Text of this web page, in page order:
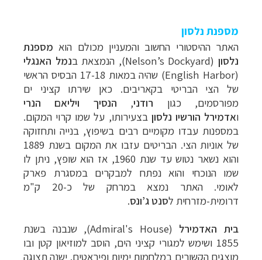
מספנת נלסון
האתר ההיסטורי החשוב והמעניין מכולם הוא מספנת
נלסון(
Nelson’s Dockyard), הנמצאת בנמל האנגלי
(
English Harbor
) שהיה במאות 17-18 הבסיס הראשי
של הצי הבריטי בקאריבים. כאן שירתו קציני ים
מפורסמים, כגון רודני, הנסיך ויליאם הנרי
ואדמירל הורשיו נלסון בצעירותו, על שמו קרוי המקום.
במספנות עבדו מקומיים רבים בשיפוץ, בנייה ותחזוקה
של אוניות הצי. הבריטים עזבו את המקום בשנת 1889
והוא נשאר נטוש עד שנת 1960, אז הוא שופץ, ניתן לו
שמו הנוכחי והוא נפתח למבקרים במסגרת פארק
לאומי. האתר נמצא במרחק של כ-20 ק"מ
דרומית-מזרחית לסנט ג’ונס.
בית האדמירל (
Admiral's House)
, שנבנה בשנת
1855 ושימש למגורי קציני הים, הוסב למוזיאון קטן ובו
מוצגים הקשורים במלחמות ימיות ופיראטים. ישנה תצוגה